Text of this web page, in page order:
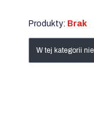
Produkty: Brak
Lista
W tej kategorii